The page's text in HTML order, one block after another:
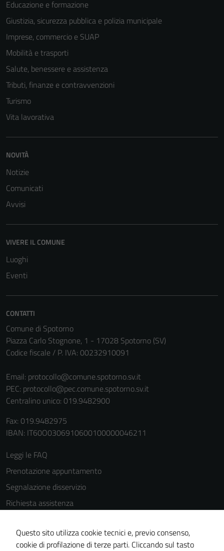
Educazione e formazione
Giustizia, sicurezza pubblica e polizia municipale
Imprese, commercio e SUAP
Mobilità e trasporti
Salute, benessere e assistenza
Tributi, finanze e contravvenzioni
Turismo
Vita lavorativa
NOVITÀ
Notizie
Comunicati
Avvisi
VIVERE IL COMUNE
Luoghi
Eventi
CONTATTI
Comune di Spotorno
Piazza Carlo Stognone, 1 - 17028 Spotorno (SV)
Codice fiscale / P. IVA: 00232910091
Email: protocollo@comune.spotorno.sv.it
PEC: protocollo@pec.comune.spotorno.sv.it
Centralino unico: 019.9482900
Fax: 019.9482975
IBAN: IT60O0306910600100000046211
Leggi le FAQ
Prenotazione appuntamento
Segnalazione disservizio
Richiesta assistenza
Informativa privacy
Questo sito utilizza cookie tecnici e, previo consenso,
cookie di profilazione di terze parti. Cliccando sul tasto